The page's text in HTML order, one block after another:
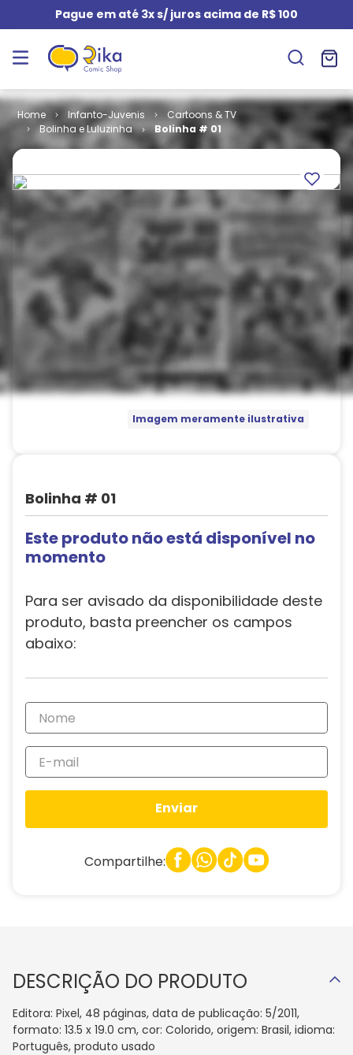
Pague em até 3x s/ juros acima de R$ 100
Infanto-Juvenis
Cartoons & TV
Bolinha e Luluzinha
Bolinha # 01
Imagem meramente ilustrativa
Bolinha # 01
Este produto não está disponível no
momento
Para ser avisado da disponibilidade deste
produto, basta preencher os campos
abaixo:
Enviar
Compartilhe:
DESCRIÇÃO DO PRODUTO
Editora: Pixel, 48 páginas, data de publicação: 5/2011,
formato: 13.5 x 19.0 cm, cor: Colorido, origem: Brasil, idioma:
Português, produto usado